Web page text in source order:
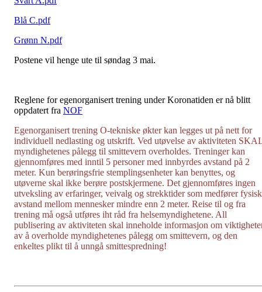
Blå C.pdf
Grønn N.pdf
Postene vil henge ute til søndag 3 mai.
Reglene for egenorganisert trening under Koronatiden er nå blitt
oppdatert fra NOF
Egenorganisert trening O-tekniske økter kan legges ut på nett for
individuell nedlasting og utskrift. Ved utøvelse av aktiviteten
myndighetenes pålegg til smittevern overholdes. Treninger kan
gjennomføres med inntil 5 personer med innbyrdes avstand på 2
meter. Kun berøringsfrie stemplingsenheter kan benyttes, og
utøverne skal ikke berøre postskjermene. Det gjennomføres ingen
utveksling av erfaringer, veivalg og strekktider som medfører fysisk
avstand mellom mennesker mindre enn 2 meter. Reise til og fra
trening må også utføres iht råd fra helsemyndighetene. All
publisering av aktiviteten skal inneholde informasjon om
av å overholde myndighetenes pålegg om smittevern, og den
enkeltes plikt til å unngå smittespredning!